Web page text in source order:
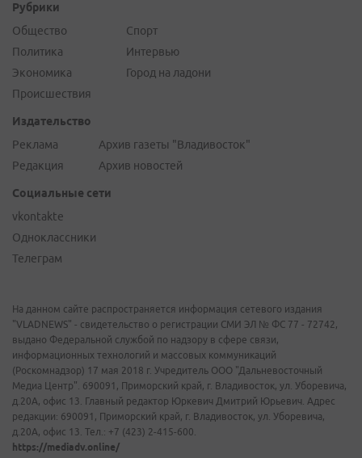
Рубрики
Общество
Политика
Экономика
Происшествия
Спорт
Интервью
Город на ладони
Издательство
Реклама
Редакция
Архив газеты "Владивосток"
Архив новостей
Социальные сети
vkontakte
Одноклассники
Телеграм
На данном сайте распространяется информация сетевого издания
"VLADNEWS" - свидетельство о регистрации СМИ ЭЛ № ФС 77 - 72742,
выдано Федеральной службой по надзору в сфере связи,
информационных технологий и массовых коммуникаций
(Роскомнадзор) 17 мая 2018 г. Учредитель ООО "Дальневосточный
Медиа Центр". 690091, Приморский край, г. Владивосток, ул. Уборевича,
д.20А, офис 13. Главный редактор Юркевич Дмитрий Юрьевич. Адрес
редакции: 690091, Приморский край, г. Владивосток, ул. Уборевича,
д.20А, офис 13. Тел.: +7 (423) 2-415-600.
https://mediadv.online/